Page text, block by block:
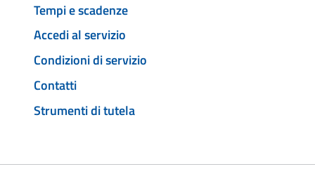
Tempi e scadenze
Accedi al servizio
Condizioni di servizio
Contatti
Strumenti di tutela